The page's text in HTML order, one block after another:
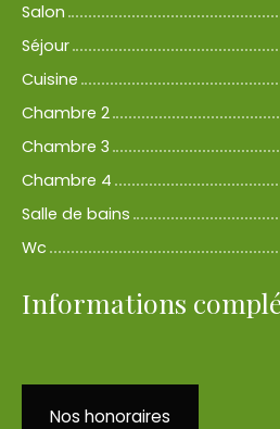
Salon
Séjour
Cuisine
Chambre 2
Chambre 3
Chambre 4
Salle de bains
Wc
Informations
Nos honoraires